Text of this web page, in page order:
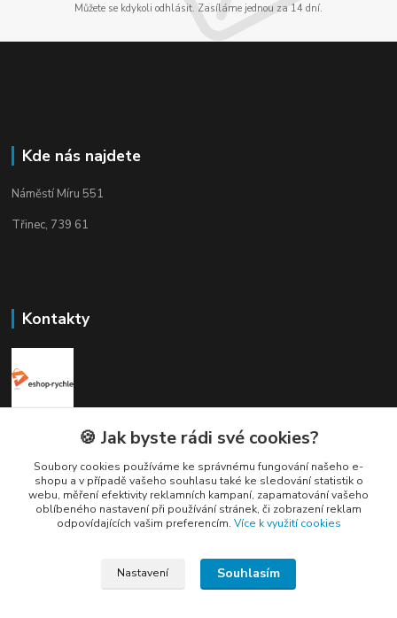
Můžete se kdykoli odhlásit. Zasíláme jednou za 14 dní.
Kde nás najdete
Náměstí Míru 551
Třinec, 739 61
Kontakty
Petr Nedvídek
+420 775688827 +420 737670415
(Po-Pá, 9-16 hod.)
🍪 Jak byste rádi své cookies?
Soubory cookies používáme ke správnému fungování našeho e-
shopu a v případě vašeho souhlasu také ke sledování statistik o
webu, měření efektivity reklamních kampaní, zapamatování vašeho
oblíbeného nastavení při používání stránek, či zobrazení reklam
odpovídajících vašim preferencím. Více k využití cookies
Nastavení Souhlasím